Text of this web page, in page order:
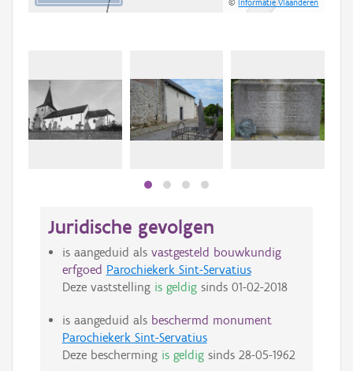
©Informatie Vlaanderen
Juridische gevolgen
is aangeduid als vastgesteld bouwkundig
erfgoed Parochiekerk Sint-Servatius
Deze vaststelling is geldigsinds 01-02-2018
is aangeduid als beschermd monument
Parochiekerk Sint-Servatius
Deze bescherming is geldigsinds 28-05-1962